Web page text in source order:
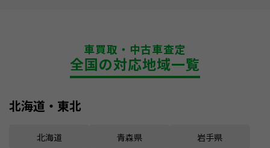
車買取・中古車査定
全国の対応地域一覧
北海道・東北
北海道 青森県 岩手県